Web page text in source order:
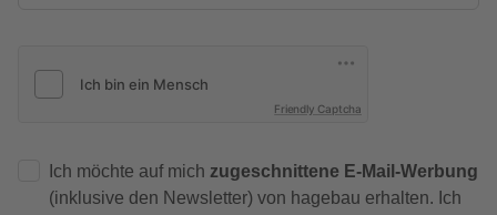
Friendly Captcha
Ich möchte auf mich zugeschnittene E-Mail-Werbung
(inklusive den Newsletter) von hagebau erhalten. Ich